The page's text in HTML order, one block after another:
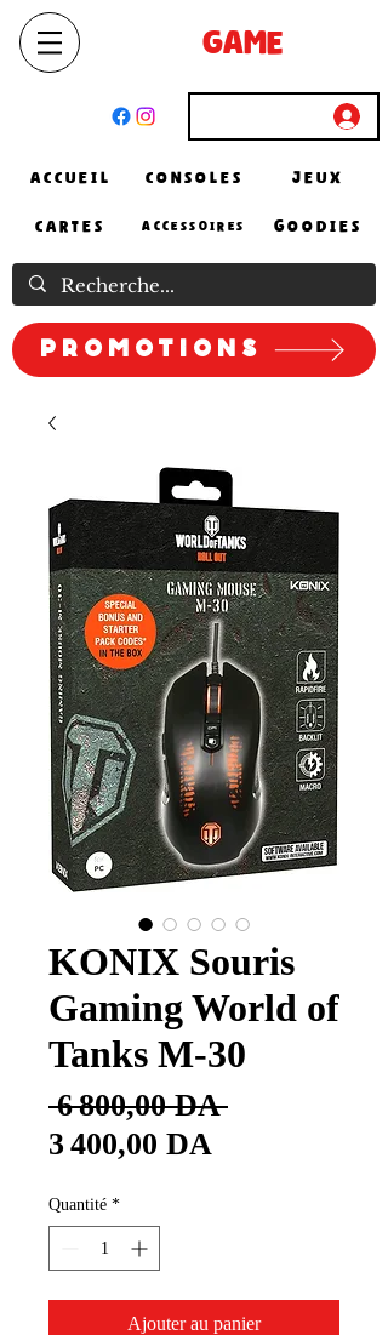
GAME
ACCUEIL CONSOLES JEUX
CARTES ACCESSOIRES GOODIES
Promotions
KONIX Souris
Gaming World of
Tanks M-30
6 800,00 DA Prix
3 400,00 DA
Quantité *
Ajouter au panier